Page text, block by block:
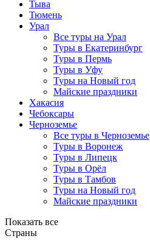
Тыва
Тюмень
Урал
Все туры на Урал
Туры в Екатеринбург
Туры в Пермь
Туры в Уфу
Туры на Новый год
Майские праздники
Хакасия
Чебоксары
Черноземье
Все туры в Черноземье
Туры в Воронеж
Туры в Липецк
Туры в Орёл
Туры в Тамбов
Туры на Новый год
Майские праздники
Показать все
Страны